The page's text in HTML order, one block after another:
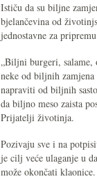
Ističu da su biljne
bjelančevina od
jednostavne za
„Biljni burgeri, salame,
neke od biljnih zamjena
napraviti od biljnih
da biljno meso zaista
Prijatelji životinja.
Pozivaju sve i na
je cilj veće ulaganje u
može okončati klaonice.